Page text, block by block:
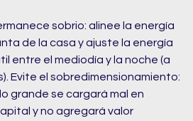
sobrio: alinee la energía
de la casa y ajuste la energía
entre el mediodía y la noche (a
Evite el sobredimensionamiento:
grande se cargará mal en
y no agregará valor